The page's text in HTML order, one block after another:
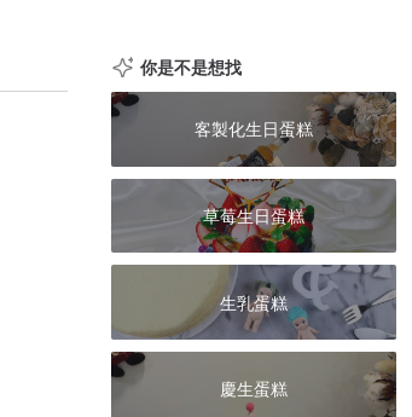
你是不是想找
客製化生日蛋糕
草莓生日蛋糕
生乳蛋糕
慶生蛋糕